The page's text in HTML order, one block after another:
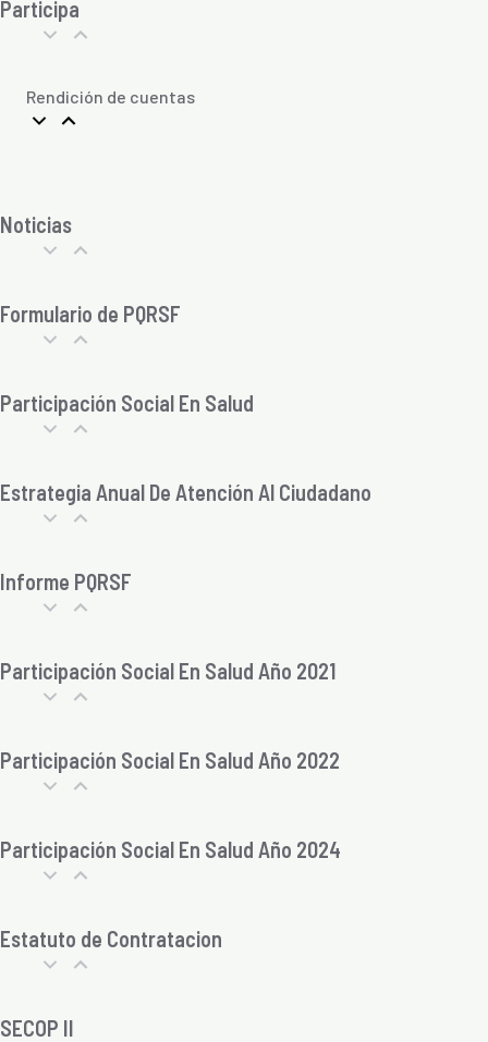
Participa
Rendición de cuentas
Noticias
Formulario de PQRSF
Participación Social En Salud
Estrategia Anual De Atención Al Ciudadano
Informe PQRSF
Participación Social En Salud Año 2021
Participación Social En Salud Año 2022
Participación Social En Salud Año 2024
Estatuto de Contratacion
SECOP II